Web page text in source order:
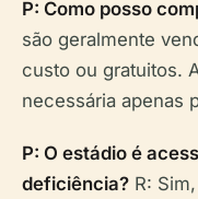
P: Como posso
são geralmente
custo ou gratuitos.
necessária apenas
P: O estádio é
deficiência? R: